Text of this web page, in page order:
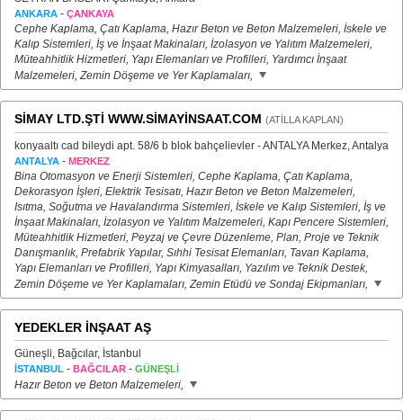
ANKARA - ÇANKAYA
Cephe Kaplama, Çatı Kaplama, Hazır Beton ve Beton Malzemeleri, İskele ve
Kalıp Sistemleri, İş ve İnşaat Makinaları, İzolasyon ve Yalıtım Malzemeleri,
Müteahhitlik Hizmetleri, Yapı Elemanları ve Profilleri, Yardımcı İnşaat
Malzemeleri, Zemin Döşeme ve Yer Kaplamaları,
SİMAY LTD.ŞTİ WWW.SİMAYİNSAAT.COM (ATİLLA KAPLAN)
konyaaltı cad bileydi apt. 58/6 b blok bahçelievler - ANTALYA Merkez, Antalya
ANTALYA - MERKEZ
Bina Otomasyon ve Enerji Sistemleri, Cephe Kaplama, Çatı Kaplama,
Dekorasyon İşleri, Elektrik Tesisatı, Hazır Beton ve Beton Malzemeleri,
Isıtma, Soğutma ve Havalandırma Sistemleri, İskele ve Kalıp Sistemleri, İş ve
İnşaat Makinaları, İzolasyon ve Yalıtım Malzemeleri, Kapı Pencere Sistemleri,
Müteahhitlik Hizmetleri, Peyzaj ve Çevre Düzenleme, Plan, Proje ve Teknik
Danışmanlık, Prefabrik Yapılar, Sıhhi Tesisat Elemanları, Tavan Kaplama,
Yapı Elemanları ve Profilleri, Yapı Kimyasalları, Yazılım ve Teknik Destek,
Zemin Döşeme ve Yer Kaplamaları, Zemin Etüdü ve Sondaj Ekipmanları,
YEDEKLER İNŞAAT AŞ
Güneşli, Bağcılar, İstanbul
İSTANBUL - BAĞCILAR - GÜNEŞLİ
Hazır Beton ve Beton Malzemeleri,